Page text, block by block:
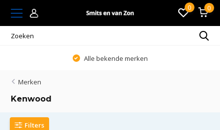
0 0
Alle bekende merken
Merken
Kenwood
Filters